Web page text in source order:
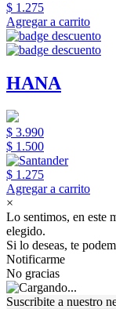
$ 1.275
Agregar a carrito
HANA
$ 3.990
$ 1.500
$ 1.275
Agregar a carrito
×
Lo sentimos, en este
elegido.
Si lo deseas, te
Notificarme
No gracias
Suscribite a nuestro